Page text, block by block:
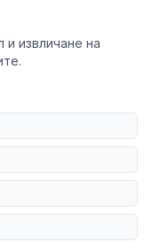
и извличане на